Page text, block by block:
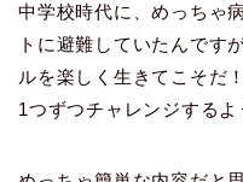
中学校時代に、めっちゃ
トに避難していたんです
ルを楽しく生きてこそだ
1つずつチャレンジするよ